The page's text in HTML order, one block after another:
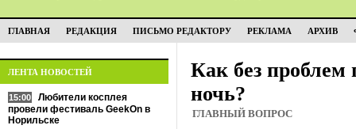
ГЛАВНАЯ РЕДАКЦИЯ ПИСЬМО РЕДАКТОРУ РЕКЛАМА АРХИВ
ЛЕНТА НОВОСТЕЙ
15:00
Любители косплея
провели фестиваль GeekOn в
Норильске
Как без
ночь?
ГЛАВНЫЙ ВОПРОС